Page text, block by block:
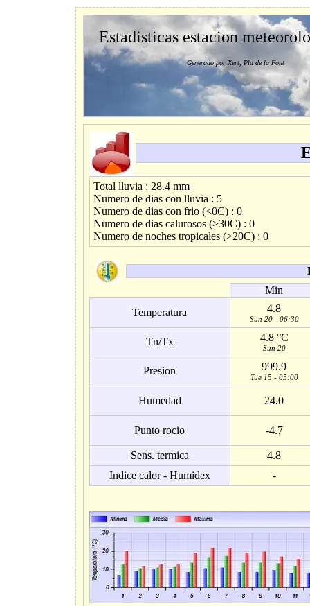
Estadisticas estacion
Generado por Xert, Pla de la Font